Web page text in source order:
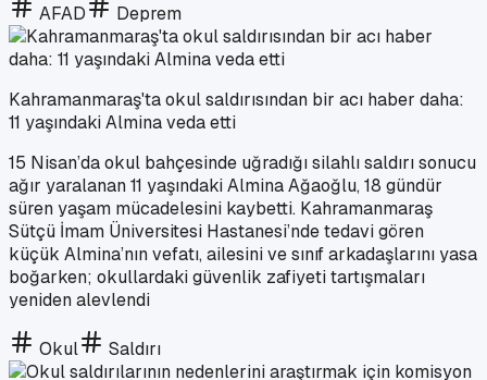
AFAD Deprem
Kahramanmaraş'ta okul saldırısından bir acı haber daha:
11 yaşındaki Almina veda etti
15 Nisan’da okul bahçesinde uğradığı silahlı saldırı sonucu
ağır yaralanan 11 yaşındaki Almina Ağaoğlu, 18 gündür
süren yaşam mücadelesini kaybetti. Kahramanmaraş
Sütçü İmam Üniversitesi Hastanesi’nde tedavi gören
küçük Almina’nın vefatı, ailesini ve sınıf arkadaşlarını yasa
boğarken; okullardaki güvenlik zafiyeti tartışmaları
yeniden alevlendi
Okul Saldırı